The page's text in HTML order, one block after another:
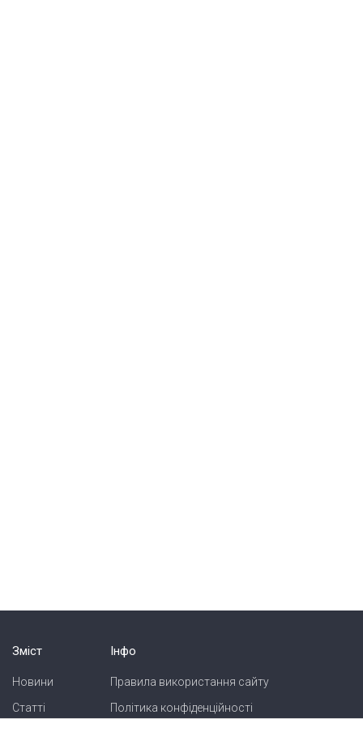
Зміст
Новини
Статті
Інфо
Правила використання сайту
Політика конфіденційності